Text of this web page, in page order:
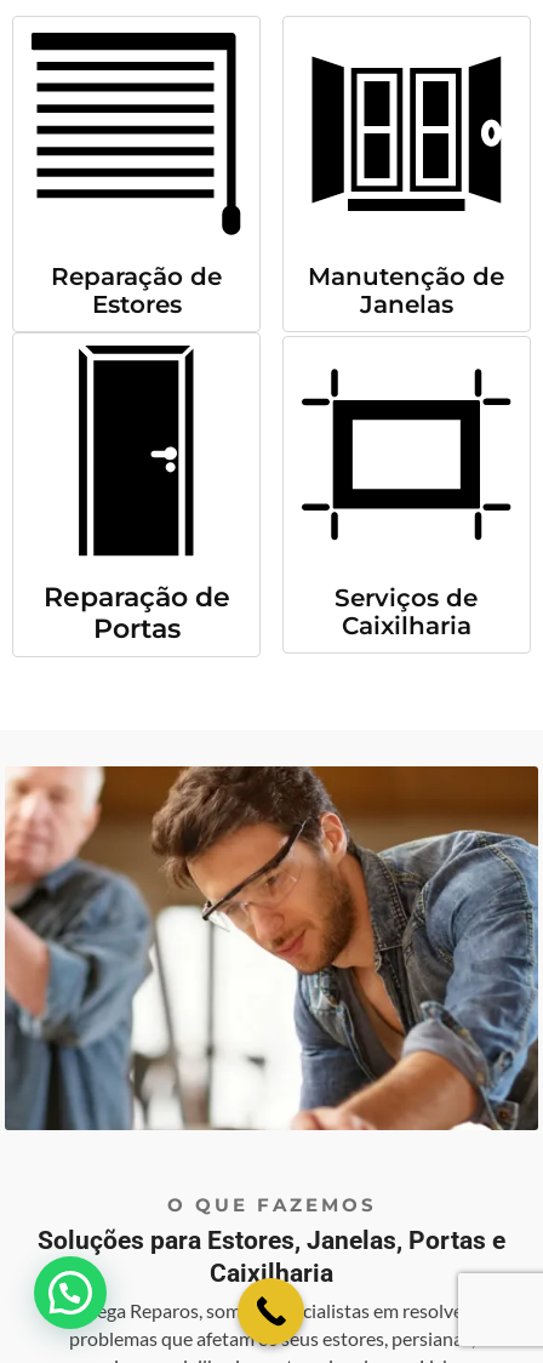
Reparação de
Estores
Manutenção de
Janelas
Reparação de
Portas
Serviços de
Caixilharia
O QUE FAZEMOS
Soluções para Estores, Janelas, Portas e
Caixilharia
Na Mega Reparos, somos especialistas em resolver os
problemas que afetam os seus estores, persianas,
💬 Como podemos ajudar?